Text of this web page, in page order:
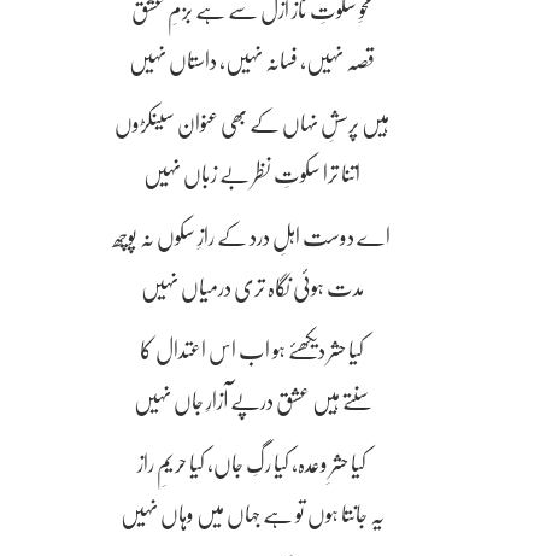
محوِ سکوتِ ناز ازل سے ہے بزمِ عشق
قصہ نہیں، فسانہ نہیں، داستاں نہیں
ہیں پرسشِ نہاں کے بھی عنوان سینکڑوں
اتنا ترا سکوتِ نظر بے زباں نہیں
اے دوست اہلِ درد کے رازِ سکوں نہ پوچھ
مدت ہوئی نگاہ تری درمیاں نہیں
کیا حشر دیکھئے ہو اب اس اعتدال کا
سنتے ہیں عشق درپے آزارِ جاں نہیں
کیا حشرِ وعدہ، کیا رگِ جاں، کیا حریمِ راز
یہ جانتا ہوں تو ہے جہاں میں وہاں نہیں